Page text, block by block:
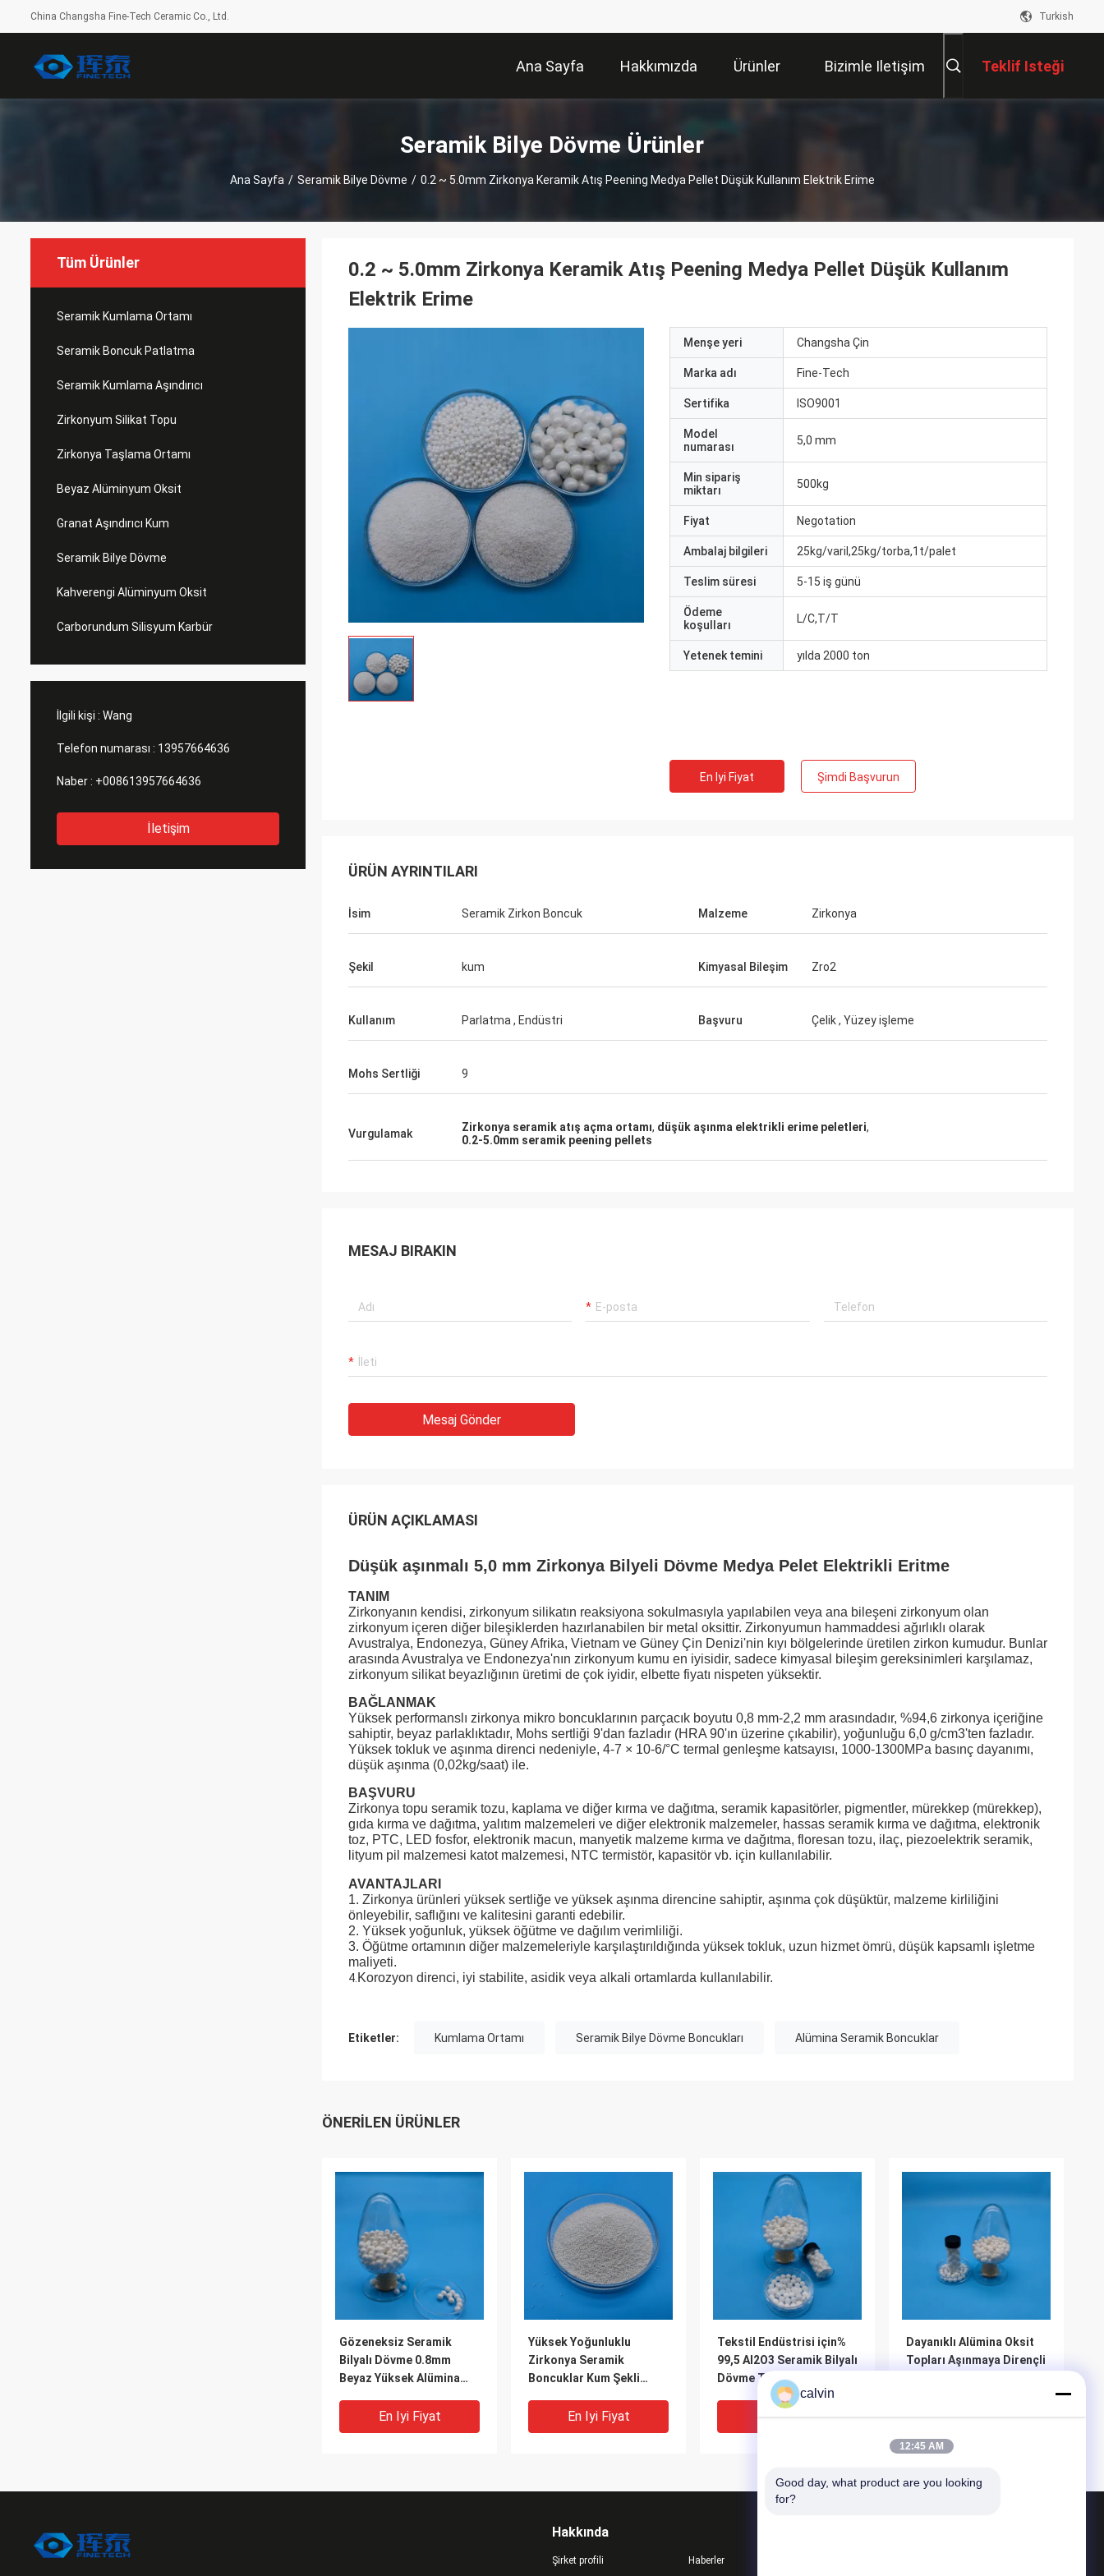
China Changsha Fine-Tech Ceramic Co., Ltd. Turkish
Ana Sayfa Hakkımızda Ürünler Bizimle Iletişim Teklif Isteği
Seramik Bilye Dövme Ürünler
Ana Sayfa / Seramik Bilye Dövme / 0.2 ~ 5.0mm Zirkonya Keramik Atış Peening Medya Pellet Düşük Kullanım Elektrik Erime
Tüm Ürünler
Seramik Kumlama Ortamı
Seramik Boncuk Patlatma
Seramik Kumlama Aşındırıcı
Zirkonyum Silikat Topu
Zirkonya Taşlama Ortamı
Beyaz Alüminyum Oksit
Granat Aşındırıcı Kum
Seramik Bilye Dövme
Kahverengi Alüminyum Oksit
Carborundum Silisyum Karbür
İlgili kişi : Wang
Telefon numarası : 13957664636
Naber : +008613957664636
İletişim
0.2 ~ 5.0mm Zirkonya Keramik Atış Peening Medya Pellet Düşük Kullanım
Elektrik Erime
Menşe yeri Changsha Çin
Marka adı Fine-Tech
Sertifika ISO9001
Model
numarası
5,0 mm
Min sipariş
miktarı
500kg
Fiyat Negotation
Ambalaj bilgileri 25kg/varil,25kg/torba,1t/palet
Teslim süresi 5-15 iş günü
Ödeme
koşulları
L/C,T/T
Yetenek temini yılda 2000 ton
En Iyi Fiyat Şimdi Başvurun
ÜRÜN AYRINTILARI
İsim Seramik Zirkon Boncuk Malzeme Zirkonya
Şekil kum Kimyasal Bileşim Zro2
Kullanım Parlatma , Endüstri Başvuru Çelik , Yüzey işleme
Mohs Sertliği 9
Vurgulamak Zirkonya seramik atış açma ortamı, düşük aşınma elektrikli erime peletleri,
0.2-5.0mm seramik peening pellets
MESAJ BIRAKIN
Mesaj Gönder
ÜRÜN AÇIKLAMASI
Düşük aşınmalı 5,0 mm Zirkonya Bilyeli Dövme Medya Pelet Elektrikli Eritme
TANIM
Zirkonyanın kendisi, zirkonyum silikatın reaksiyona sokulmasıyla yapılabilen veya ana bileşeni zirkonyum olan
zirkonyum içeren diğer bileşiklerden hazırlanabilen bir metal oksittir. Zirkonyumun hammaddesi ağırlıklı olarak
Avustralya, Endonezya, Güney Afrika, Vietnam ve Güney Çin Denizi'nin kıyı bölgelerinde üretilen zirkon kumudur. Bunlar
arasında Avustralya ve Endonezya'nın zirkonyum kumu en iyisidir, sadece kimyasal bileşim gereksinimleri karşılamaz,
zirkonyum silikat beyazlığının üretimi de çok iyidir, elbette fiyatı nispeten yüksektir.
BAĞLANMAK
Yüksek performanslı zirkonya mikro boncuklarının parçacık boyutu 0,8 mm-2,2 mm arasındadır, %94,6 zirkonya içeriğine
sahiptir, beyaz parlaklıktadır, Mohs sertliği 9'dan fazladır (HRA 90'ın üzerine çıkabilir), yoğunluğu 6,0 g/cm3'ten fazladır.
Yüksek tokluk ve aşınma direnci nedeniyle, 4-7 × 10-6/°C termal genleşme katsayısı, 1000-1300MPa basınç dayanımı,
düşük aşınma (0,02kg/saat) ile.
BAŞVURU
Zirkonya topu seramik tozu, kaplama ve diğer kırma ve dağıtma, seramik kapasitörler, pigmentler, mürekkep (mürekkep),
gıda kırma ve dağıtma, yalıtım malzemeleri ve diğer elektronik malzemeler, hassas seramik kırma ve dağıtma, elektronik
toz, PTC, LED fosfor, elektronik macun, manyetik malzeme kırma ve dağıtma, floresan tozu, ilaç, piezoelektrik seramik,
lityum pil malzemesi katot malzemesi, NTC termistör, kapasitör vb. için kullanılabilir.
AVANTAJLARI
1. Zirkonya ürünleri yüksek sertliğe ve yüksek aşınma direncine sahiptir, aşınma çok düşüktür, malzeme kirliliğini
önleyebilir, saflığını ve kalitesini garanti edebilir.
2. Yüksek yoğunluk, yüksek öğütme ve dağılım verimliliği.
3. Öğütme ortamının diğer malzemeleriyle karşılaştırıldığında yüksek tokluk, uzun hizmet ömrü, düşük kapsamlı işletme
maliyeti.
4. Korozyon direnci, iyi stabilite, asidik veya alkali ortamlarda kullanılabilir.
Etiketler: Kumlama Ortamı Seramik Bilye Dövme Boncukları Alümina Seramik Boncuklar
ÖNERILEN ÜRÜNLER
Gözeneksiz Seramik
Bilyalı Dövme 0.8mm
Beyaz Yüksek Alümina
En Iyi Fiyat
Yüksek Yoğunluklu
Zirkonya Seramik
Boncuklar Kum Şekli
En Iyi Fiyat
Tekstil Endüstrisi için%
99,5 Al2O3 Seramik Bilyalı
Dövme Topları 1.0mm
En Iyi Fiyat
Dayanıklı Alümina Oksit
Topları Aşınmaya Dirençli
En Iyi Fiyat
Hakkında
Şirket profili Haberler
calvin
12:45 AM
Good day, what product are you looking
for?